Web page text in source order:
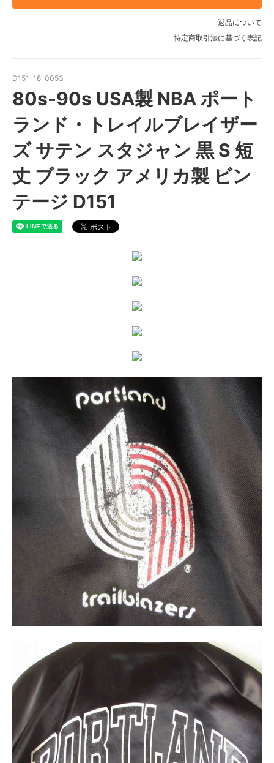
返品について
特定商取引法に基づく表記
D151-18-0053
80s-90s USA製 NBA ポート
ランド・トレイルブレイザー
ズ サテン スタジャン 黒 S 短
丈 ブラック アメリカ製 ビン
テージ D151